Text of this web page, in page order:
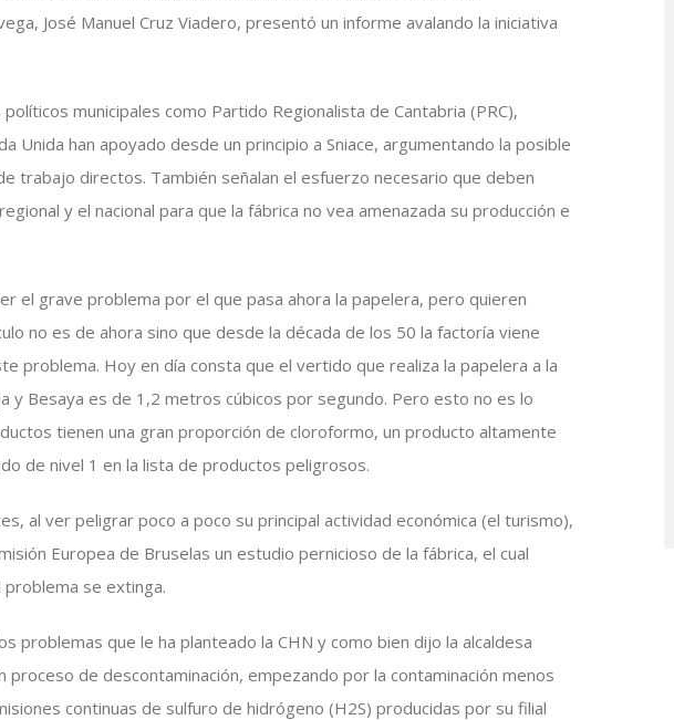
José Manuel Cruz Viadero, presentó un informe avalando la iniciativa
municipales como Partido Regionalista de Cantabria (PRC),
Unida han apoyado desde un principio a Sniace, argumentando la posible
trabajo directos. También señalan el esfuerzo necesario que deben
y el nacional para que la fábrica no vea amenazada su producción e
el grave problema por el que pasa ahora la papelera, pero quieren
no es de ahora sino que desde la década de los 50 la factoría viene
problema. Hoy en día consta que el vertido que realiza la papelera a la
y Besaya es de 1,2 metros cúbicos por segundo. Pero esto no es lo
tienen una gran proporción de cloroformo, un producto altamente
de nivel 1 en la lista de productos peligrosos.
al ver peligrar poco a poco su principal actividad económica (el turismo),
Europea de Bruselas un estudio pernicioso de la fábrica, el cual
se extinga.
problemas que le ha planteado la CHN y como bien dijo la alcaldesa
proceso de descontaminación, empezando por la contaminación menos
continuas de sulfuro de hidrógeno (H2S) producidas por su filial